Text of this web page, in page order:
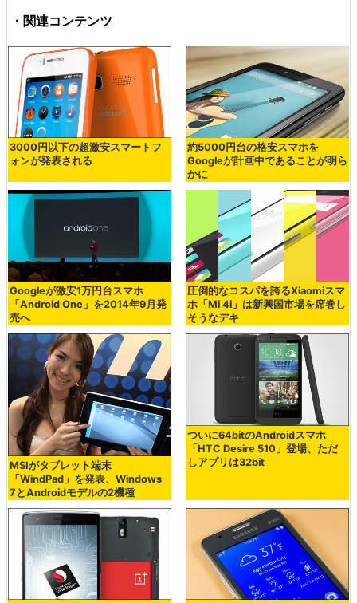
・関連コンテンツ
3000円以下の超激安スマートフ
ォンが発表される
約5000円台の格安スマホを
Googleが計画中であることが明ら
かに
Googleが激安1万円台スマホ
「Android One」を2014年9月発
売へ
圧倒的なコスパを誇るXiaomiスマ
ホ「Mi 4i」は新興国市場を席巻し
そうなデキ
MSIがタブレット端末
「WindPad」を発表、Windows
7とAndroidモデルの2機種
ついに64bitのAndroidスマホ
「HTC Desire 510」登場、ただ
しアプリは32bit